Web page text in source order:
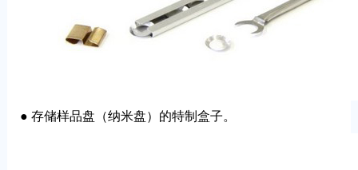
● 存储样品盘（纳米盘）的特制盒子。